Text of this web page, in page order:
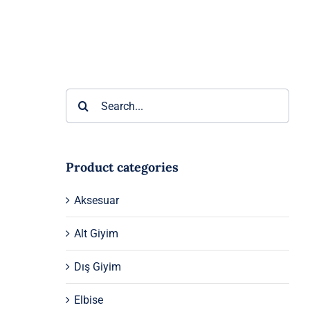
Product categories
Aksesuar
Alt Giyim
Dış Giyim
Elbise